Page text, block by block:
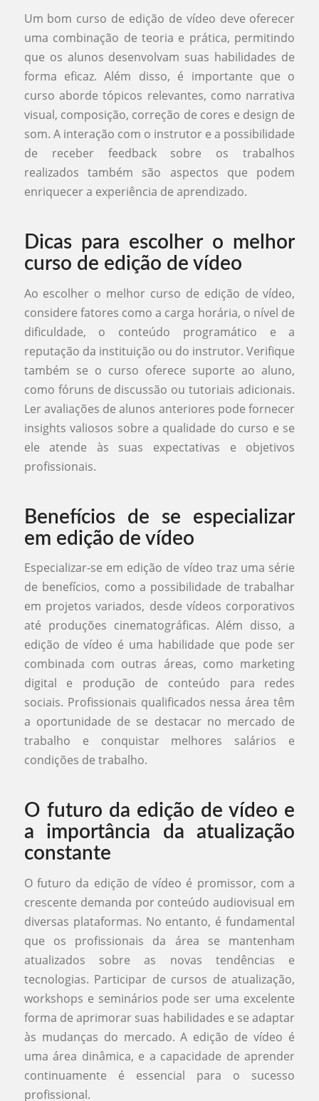
Um bom curso de edição de vídeo deve oferecer
uma combinação de teoria e prática, permitindo
que os alunos desenvolvam suas habilidades de
forma eficaz. Além disso, é importante que o
curso aborde tópicos relevantes, como narrativa
visual, composição, correção de cores e design de
som. A interação com o instrutor e a possibilidade
de receber feedback sobre os trabalhos
realizados também são aspectos que podem
enriquecer a experiência de aprendizado.
Dicas para escolher o melhor
curso de edição de vídeo
Ao escolher o melhor curso de edição de vídeo,
considere fatores como a carga horária, o nível de
dificuldade, o conteúdo programático e a
reputação da instituição ou do instrutor. Verifique
também se o curso oferece suporte ao aluno,
como fóruns de discussão ou tutoriais adicionais.
Ler avaliações de alunos anteriores pode fornecer
insights valiosos sobre a qualidade do curso e se
ele atende às suas expectativas e objetivos
profissionais.
Benefícios de se especializar
em edição de vídeo
Especializar-se em edição de vídeo traz uma série
de benefícios, como a possibilidade de trabalhar
em projetos variados, desde vídeos corporativos
até produções cinematográficas. Além disso, a
edição de vídeo é uma habilidade que pode ser
combinada com outras áreas, como marketing
digital e produção de conteúdo para redes
sociais. Profissionais qualificados nessa área têm
a oportunidade de se destacar no mercado de
trabalho e conquistar melhores salários e
condições de trabalho.
O futuro da edição de vídeo e
a importância da atualização
constante
O futuro da edição de vídeo é promissor, com a
crescente demanda por conteúdo audiovisual em
diversas plataformas. No entanto, é fundamental
que os profissionais da área se mantenham
atualizados sobre as novas tendências e
tecnologias. Participar de cursos de atualização,
workshops e seminários pode ser uma excelente
forma de aprimorar suas habilidades e se adaptar
às mudanças do mercado. A edição de vídeo é
uma área dinâmica, e a capacidade de aprender
continuamente é essencial para o sucesso
profissional.